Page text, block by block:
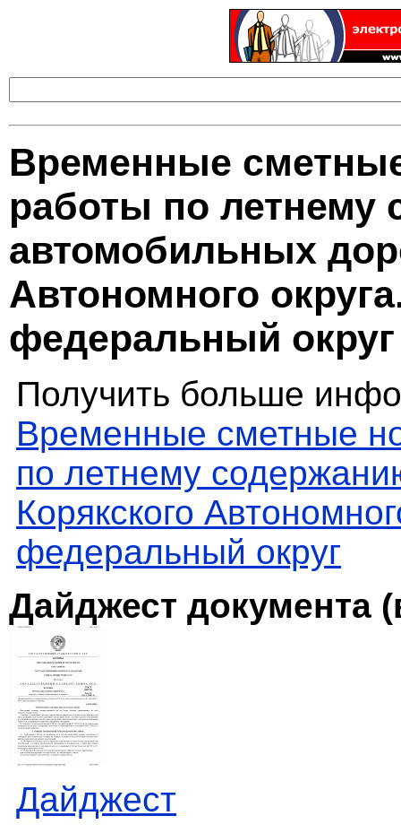
Временные
работы по летнему
автомобильных
Автономного
федеральный округ
Получить больше
Временные сметные
по летнему
Корякского
федеральный округ
Дайджест документа
Дайджест